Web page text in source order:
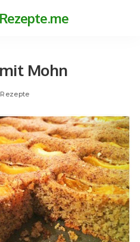
Mohn
Rezepte